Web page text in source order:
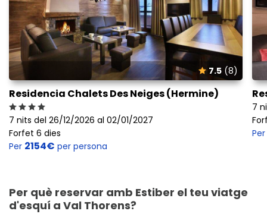
7.5(8)
Residencia Chalets Des Neiges (Hermine)
7 nits del 26/12/2026 al 02/01/2027
Forfet 6 dies
Per 2154€ per persona
7
Per
Per què reservar amb Estiber el teu viatge
d'esquí a Val Thorens?